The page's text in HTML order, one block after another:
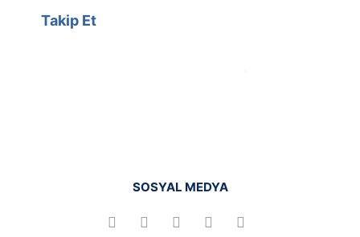
Takip Et
SOSYAL MEDYA